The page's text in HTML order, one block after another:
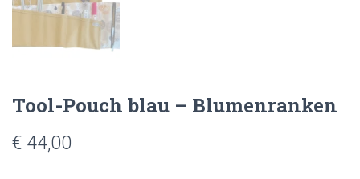
Tool-Pouch blau – Blumenranken
€ 44,00